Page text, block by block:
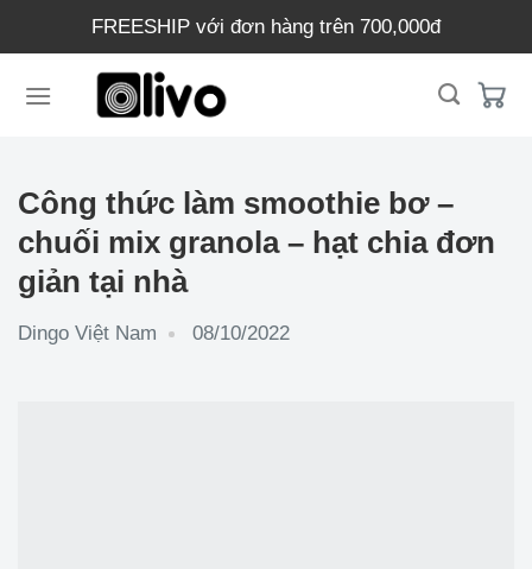
dung
FREESHIP với đơn hàng trên 700,000đ
Công thức làm smoothie bơ –
chuối mix granola – hạt chia đơn
giản tại nhà
Dingo Việt Nam 08/10/2022